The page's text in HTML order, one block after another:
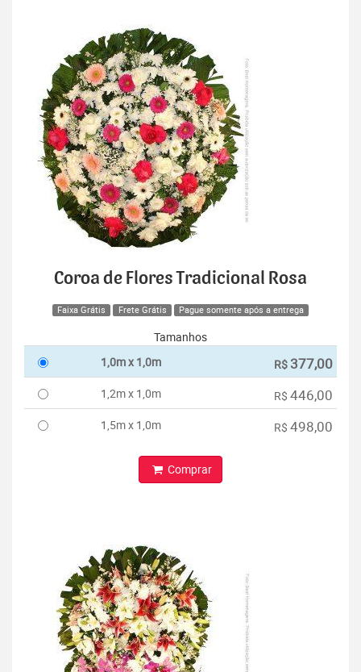
Coroa de Flores Tradicional Rosa
Faixa Grátis Frete Grátis Pague somente após a entrega
Tamanhos
1,0m x 1,0m
R$ 377,00
1,2m x 1,0m R$ 446,00
1,5m x 1,0m R$ 498,00
Comprar